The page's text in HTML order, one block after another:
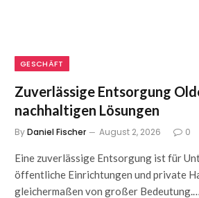
GESCHÄFT
Zuverlässige Entsorgung
nachhaltigen Lösungen
ByDaniel Fischer August 2, 2026 0
Eine zuverlässige Entsorgung ist für
öffentliche Einrichtungen und private
gleichermaßen von großer Bedeutung.…